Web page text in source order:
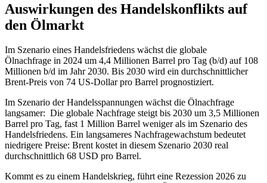
Auswirkungen des Handelskonflikts auf
den Ölmarkt
Im Szenario eines Handelsfriedens wächst die globale
Ölnachfrage in 2024 um 4,4 Millionen Barrel pro Tag (b/d) auf 108
Millionen b/d im Jahr 2030. Bis 2030 wird ein durchschnittlicher
Brent-Preis von 74 US-Dollar pro Barrel prognostiziert.
Im Szenario der Handelsspannungen wächst die Ölnachfrage
langsamer: Die globale Nachfrage steigt bis 2030 um 3,5 Millionen
Barrel pro Tag, fast 1 Million Barrel weniger als im Szenario des
Handelsfriedens. Ein langsameres Nachfragewachstum bedeutet
niedrigere Preise: Brent kostet in diesem Szenario 2030 real
durchschnittlich 68 USD pro Barrel.
Kommt es zu einem Handelskrieg, führt eine Rezession 2026 zu